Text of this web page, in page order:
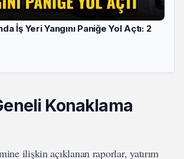
İş Yeri Yangını Paniğe Yol Açtı: 2
Konaklama
ilişkin açıklanan raporlar, yatırım